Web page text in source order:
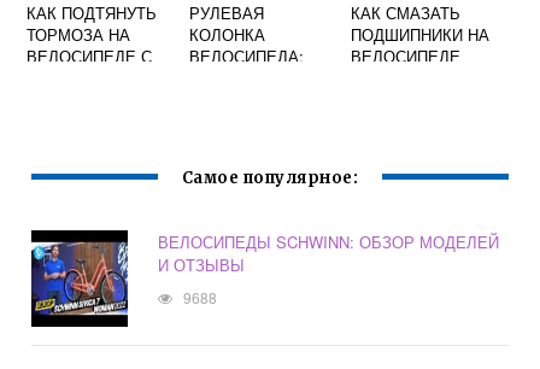
КАК ПОДТЯНУТЬ
ТОРМОЗА НА
ВЕЛОСИПЕДЕ С
РУЛЕВАЯ
КОЛОНКА
ВЕЛОСИПЕДА:
КАК СМАЗАТЬ
ПОДШИПНИКИ НА
ВЕЛОСИПЕДЕ
Самое популярное:
ВЕЛОСИПЕДЫ SCHWINN: ОБЗОР МОДЕЛЕЙ
И ОТЗЫВЫ
9688